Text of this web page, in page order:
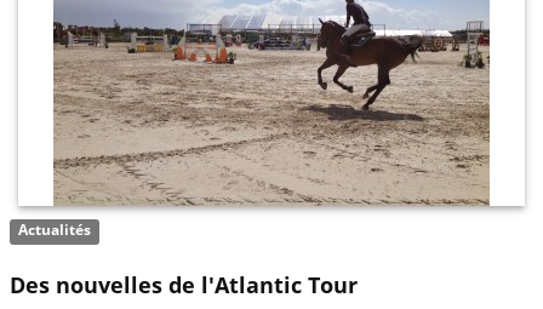
Actualités
Des nouvelles de l'Atlantic Tour